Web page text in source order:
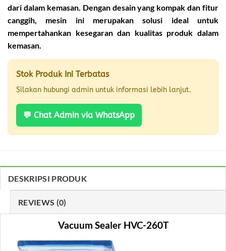
dari dalam kemasan. Dengan desain yang kompak dan fitur
canggih, mesin ini merupakan solusi ideal untuk
mempertahankan kesegaran dan kualitas produk dalam
kemasan.
Stok Produk Ini Terbatas
Silakan hubungi admin untuk informasi lebih lanjut.
💬 Chat Admin via WhatsApp
DESKRIPSI PRODUK
REVIEWS (0)
Vacuum Sealer HVC-260T